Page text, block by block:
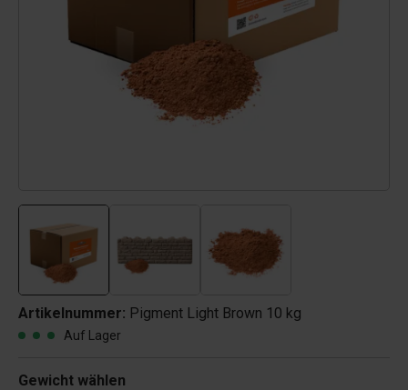
Artikelnummer: Pigment Light Brown 10 kg
Auf Lager
Gewicht wählen